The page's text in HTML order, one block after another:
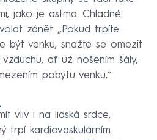
jako je astma. Chladné
zánět. „Pokud trpíte
být venku, snažte se omezit
ať už nošením šály,
pobytu venku,“
vliv i na lidská srdce,
trpí kardiovaskulárním